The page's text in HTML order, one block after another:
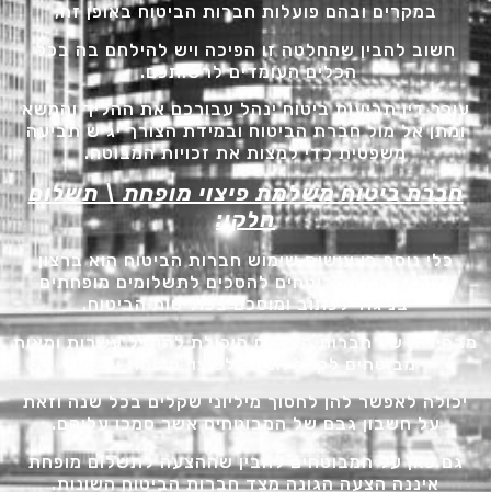
במקרים ובהם פועלות חברות הביטוח באופן זה,
חשוב להבין שהחלטה זו הפיכה ויש להילחם בה בכל
הכלים העומדים לרשותכם.
עורך דין תביעות ביטוח ינהל עבורכם את ההליך והמשא
ומתן אל מול חברת הביטוח ובמידת הצורך יגיש תביעה
משפטית כדי למצות את זכויות המבוטח.
חברת ביטוח משלמת פיצוי מופחת \ תשלום
חלקי:
כלי נוסף בו עושות שימוש חברות הביטוח הוא ברצון
להוביל את המבוטחים להסכים לתשלומים מופחתים
בניגוד לכתוב ומוסכם בפוליסות הביטוח.
מבחינתן של חברות הביטוח היכולת להוביל עשרות ומאות
מבוטחים לקבל הצעה לפיצוי מופחת וחלקי
יכולה לאפשר להן לחסוך מיליוני שקלים בכל שנה וזאת
על חשבון גבם של המבוטחים אשר סמכו עליהם.
גם כאן על המבוטחים להבין שההצעה לתשלום מופחת
איננה הצעה הגונה מצד חברות הביטוח השונות.